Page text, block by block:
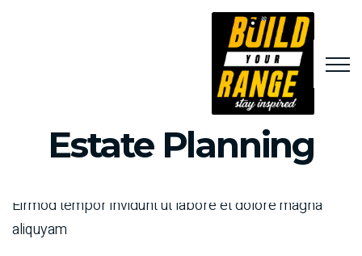
Estate Planning
Eirmod tempor invidunt ut labore et dolore magna
aliquyam